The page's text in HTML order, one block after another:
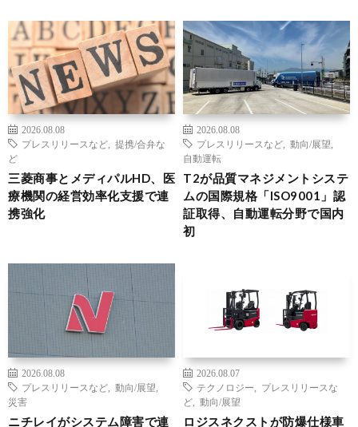
2026.08.08
プレスリリースなど
提携/合弁な
ど
三菱商事とメディパルHD、医
療機関の経営効率化支援で連
携強化
2026.08.08
プレスリリースなど
動向/展望
自動運転
T2が品質マネジメントシステ
ムの国際規格「ISO9001」認
証取得、自動運転分野で国内
初
2026.08.08
プレスリリースなど
動向/展望
災害
ニチレイがシステム障害で連
2026.08.07
テクノロジー
プレスリリースな
ど
動向/展望
ロジスネクストが防爆仕様車